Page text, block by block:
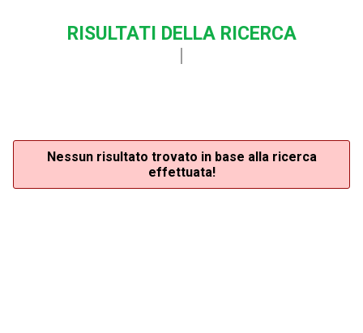
RISULTATI DELLA RICERCA
Nessun risultato trovato in base alla ricerca
effettuata!